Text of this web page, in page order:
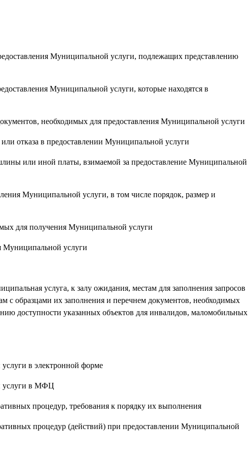
Муниципальной услуги, подлежащих представлению
Муниципальной услуги, которые находятся в
необходимых для предоставления Муниципальной услуги
отказа в предоставлении Муниципальной услуги
или иной платы, взимаемой за предоставление Муниципальной
Муниципальной услуги, в том числе порядок, размер и
для получения Муниципальной услуги
Муниципальной услуги
услуга, к залу ожидания, местам для заполнения запросов
образцами их заполнения и перечнем документов, необходимых
доступности указанных объектов для инвалидов, маломобильных
в электронной форме
услуги в МФЦ
процедур, требования к порядку их выполнения
процедур (действий) при предоставлении Муниципальной